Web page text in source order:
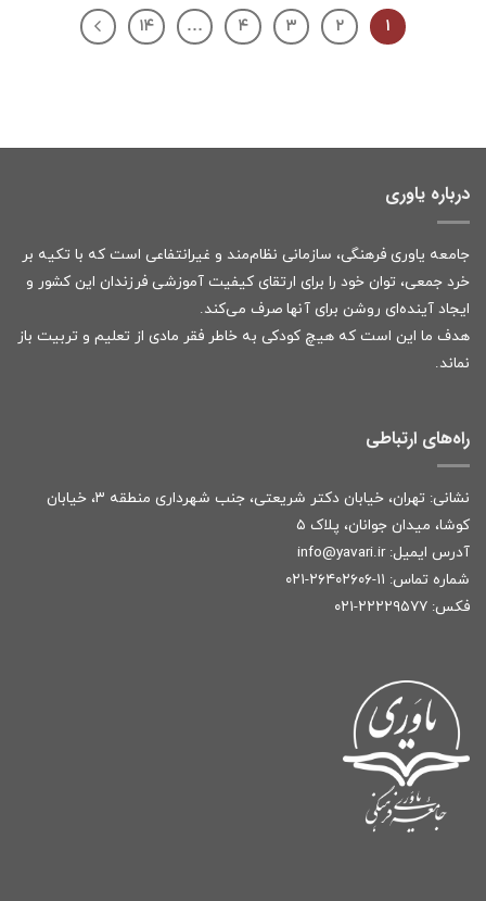
۱ ۲ ۳ ۴ … ۱۴
درباره یاوری
جامعه یاوری فرهنگی، سازمانی نظام‌مند و غیرانتفاعی است که با تکیه بر
خرد جمعی، توان خود را برای ارتقای کیفیت آموزشی فرزندان این کشور و
ایجاد آینده‌ای روشن برای آنها صرف می‌کند.
هدف ما این است که هیچ کودکی به خاطر فقر مادی از تعلیم و تربیت باز
نماند.
راه‌های ارتباطی
نشانی: تهران، خیابان دکتر شریعتی، جنب شهرداری منطقه ۳، خیابان
کوشا، میدان جوانان، پلاک ۵
آدرس ایمیل: info@yavari.ir
شماره تماس: ۱۱-۲۶۴۰۲۶۰۶-۰۲۱
فکس: ۲۲۲۲۹۵۷۷-۰۲۱